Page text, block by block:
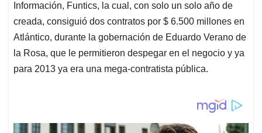
Información, Funtics, la cual, con solo un solo año de
creada, consiguió dos contratos por $ 6.500 millones en
Atlántico, durante la gobernación de Eduardo Verano de
la Rosa, que le permitieron despegar en el negocio y ya
para 2013 ya era una mega-contratista pública.